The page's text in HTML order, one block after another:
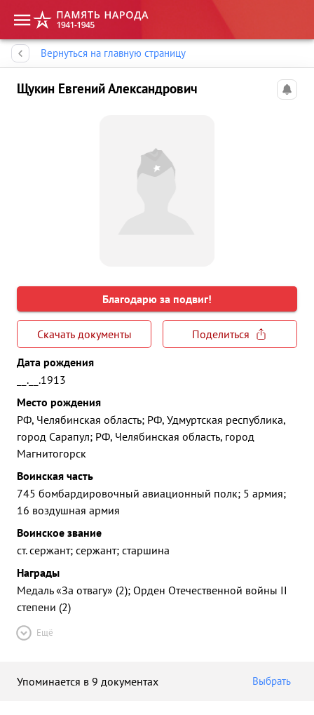
Вернуться на главную страницу
Щукин Евгений Александрович
Благодарю за подвиг!
Скачать документы
Поделиться
Дата рождения
__.__.1913
Место рождения
РФ, Челябинская область; РФ, Удмуртская республика,
город Сарапул; РФ, Челябинская область, город
Магнитогорск
Воинская часть
745 бомбардировочный авиационный полк; 5 армия;
16 воздушная армия
Воинское звание
ст. сержант; сержант; старшина
Награды
Медаль «За отвагу» (2); Орден Отечественной войны II
степени (2)
Ещё
Упоминается в 9 документах Выбрать
Память народа